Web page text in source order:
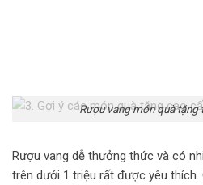
Rượu vang món quà tặng
Rượu vang dễ thưởng thức và có
trên dưới 1 triệu rất được yêu thích.